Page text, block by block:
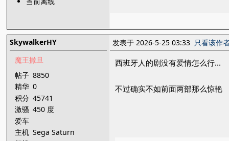
SkywalkerHY
魔王撒旦
帖子 8850
精华 0
积分 45741
激骚 450 度
爱车
主机 Sega Saturn
发表于 2026-5-25 03:33 只看该作
西班牙人的剧没有爱情怎么行...
不过确实不如前面两部那么惊艳